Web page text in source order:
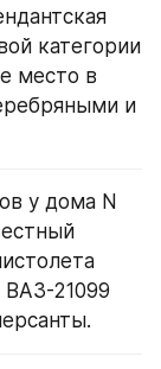
категории
место в
и
у дома N
21099